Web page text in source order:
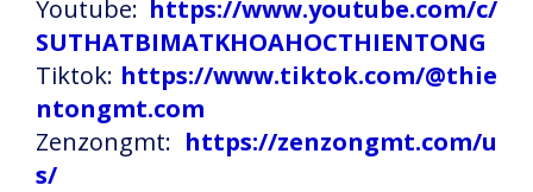
Youtube: https://www.youtube.com/c/
SUTHATBIMATKHOAHOCTHIENTONG
Tiktok: https://www.tiktok.com/@thie
ntongmt.com
Zenzongmt: https://zenzongmt.com/u
s/